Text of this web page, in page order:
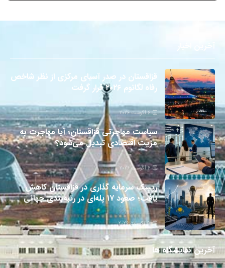
قزاقستان در صدر آسیای مرکزی از نظر شاخص
رفاه لگاتوم ۲۰۲۶ قرار گرفت
6 آگوست 2026
سیاست مهاجرتی قزاقستان؛ آیا مهاجرت به
مزیت اقتصادی تبدیل می‌شود؟
6 آگوست 2026
ریسک سرمایه گذاری در قزاقستان کاهش
یافت؛ صعود ۱۷ پله‌ای در رتبه‌بندی جهانی
5 آگوست 2026
آخرین نمایشگاه ها